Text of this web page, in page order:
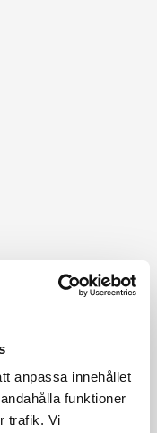
anpassa innehållet
funktioner
trafik. Vi